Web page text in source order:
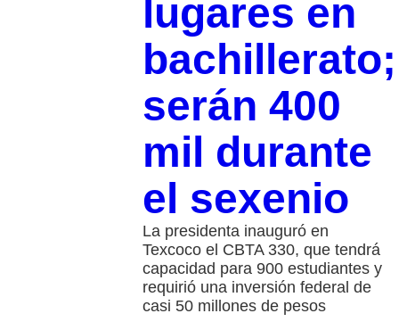
lugares en
bachillerato;
serán 400
mil durante
el sexenio
La presidenta inauguró en
Texcoco el CBTA 330, que tendrá
capacidad para 900 estudiantes y
requirió una inversión federal de
casi 50 millones de pesos